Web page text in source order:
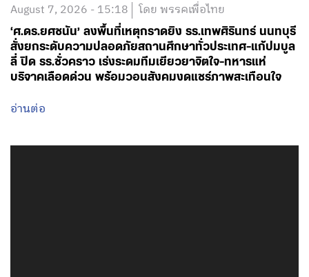
August 7, 2026 - 15:18 โดย พรรคเพื่อไทย
‘ศ.ดร.ยศชนัน’ ลงพื้นที่เหตุกราดยิง รร.เทพศิรินทร์ นนทบุรี
สั่งยกระดับความปลอดภัยสถานศึกษาทั่วประเทศ-แก้ปมบูล
ลี่ ปิด รร.ชั่วคราว เร่งระดมทีมเยียวยาจิตใจ-ทหารแห่
บริจาคเลือดด่วน พร้อมวอนสังคมงดแชร์ภาพสะเทือนใจ
อ่านต่อ